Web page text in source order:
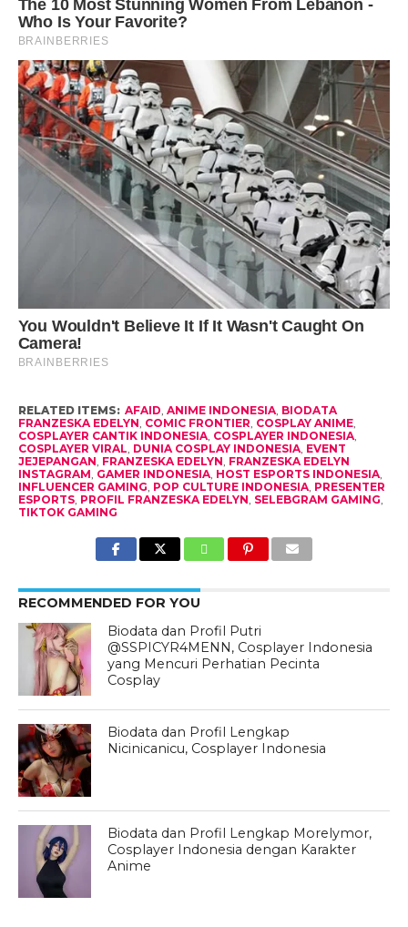
RELATED ITEMS: AFAID ANIME INDONESIA, BIODATA
FRANZESKA EDELYN COMIC FRONTIER COSPLAY ANIME,
COSPLAYER CANTIK INDONESIA, COSPLAYER INDONESIA,
COSPLAYER VIRAL DUNIA COSPLAY INDONESIA, EVENT
JEJEPANGAN FRANZESKA EDELYN FRANZESKA EDELYN
INSTAGRAM GAMER INDONESIA, HOST ESPORTS INDONESIA,
INFLUENCER GAMING POP CULTURE INDONESIA, PRESENTER
ESPORTS, PROFIL FRANZESKA EDELYN SELEBGRAM GAMING
TIKTOK GAMING
RECOMMENDED FOR YOU
Biodata dan Profil Putri
@SSPICYR4MENN, Cosplayer Indonesia
yang Mencuri Perhatian Pecinta
Cosplay
Biodata dan Profil Lengkap
Nicinicanicu, Cosplayer Indonesia
Biodata dan Profil Lengkap Morelymor,
Cosplayer Indonesia dengan Karakter
Anime